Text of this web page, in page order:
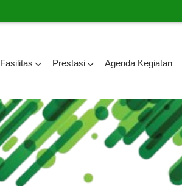
Fasilitas Prestasi Agenda Kegiatan